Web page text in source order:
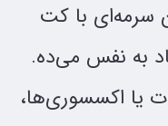
سرمه‌ای با کت
به نفس می‌ده.
یا اکسسوری‌ها،